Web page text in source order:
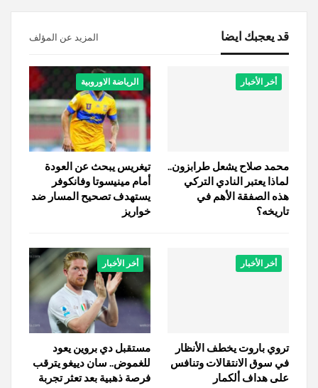
قد يعجبك ايضا المزيد عن المؤلف
أخر الأخبار
محمد صلاح يشعل طرابزون..
لماذا يعتبر النادي التركي
هذه الصفقة الأهم في
تاريخه؟
الرياضة الاوروبية
تيغريس يبحث عن العودة
أمام مينيسوتا وفانكوفر
يستهدف تصحيح المسار ضد
خواريز
أخر الأخبار
تروي باروت يخطف الأنظار
في سوق الانتقالات وتنافس
على هداف ألكمار
أخر الأخبار
مستقبل دي بروين يعود
للغموض.. سان دييغو يترقب
فرصة ذهبية بعد تعثر تجربة